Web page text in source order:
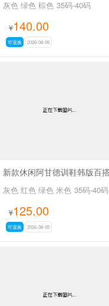
灰色 绿色 棕色 35码-40码
¥140.00
可退换 2026-08-05
灰色 红色 绿色 米色 35码-40码
¥125.00
可退换 2026-08-05